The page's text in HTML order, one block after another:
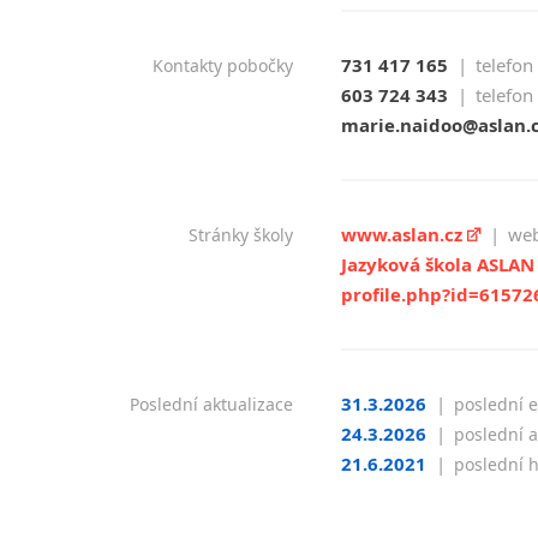
malá města podle abecedy
Vysoká nad Labem
Kontakty pobočky 731 417 165 | telefon
603 724 343 | telefon
Stránky školy www.aslan.cz |
Jazyková škola
Poslední aktualizace 31.3.2026 | poslední
24.3.2026 | poslední
21.6.2021 | poslední